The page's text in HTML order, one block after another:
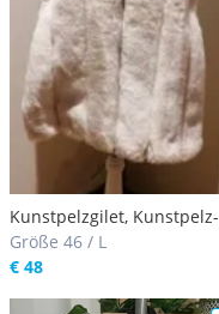
Kunstpelzgilet, Kunstpelz-
Gilet, Fake Fur Gilet, Pelz
Weste, Fake Fur Weste
Größe 46 / L
€ 48